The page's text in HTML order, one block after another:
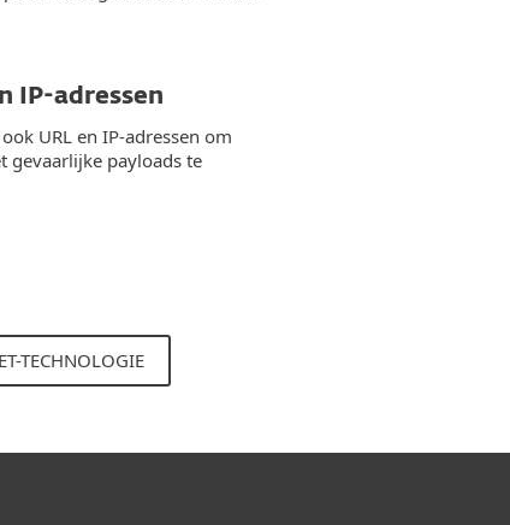
IP-adressen
URL en IP-adressen om
gevaarlijke payloads te
TECHNOLOGIE